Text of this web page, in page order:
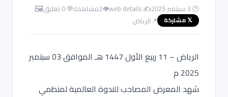
🕐 3 سبتمبر 2025 ✍️ web details
👁
2مشاهدة💬 0 تعليق 🖼️
𝕏 مشاركة 📍الرياض
الرياض – 11 ربيع الأول 1447 هـ الموافق 03 سبتمبر
2025 م
شهد المعرض المصاحب للندوة العالمية لمنظمي